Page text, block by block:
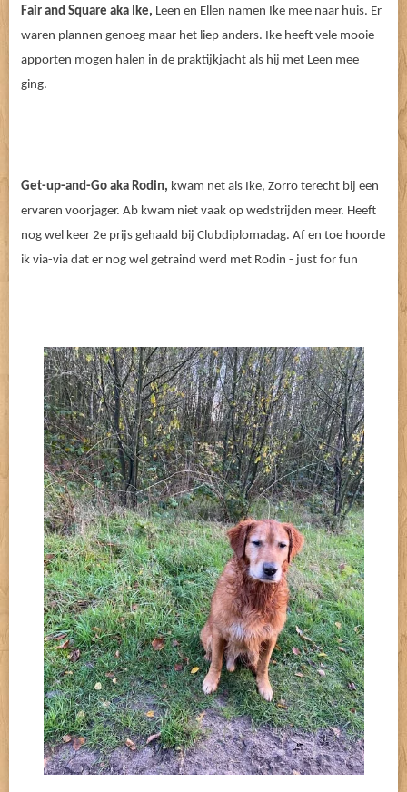
Fair and Square aka Ike, Leen en Ellen namen Ike mee naar huis. Er
waren plannen genoeg maar het liep anders. Ike heeft vele mooie
apporten mogen halen in de praktijkjacht als hij met Leen mee
ging.
Get-up-and-Go aka Rodin, kwam net als Ike, Zorro terecht bij een
ervaren voorjager. Ab kwam niet vaak op wedstrijden meer. Heeft
nog wel keer 2e prijs gehaald bij Clubdiplomadag. Af en toe hoorde
ik via-via dat er nog wel getraind werd met Rodin - just for fun